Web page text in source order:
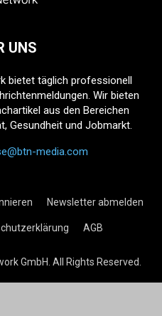
UNS
bietet täglich professionell
Wir bieten
aus den Bereichen
Gesundheit und Jobmarkt.
media.com
Newsletter abmelden
AGB
GmbH. All Rights Reserved.